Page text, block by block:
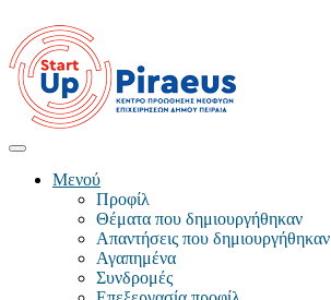
Μενού
Προφίλ
Θέματα που δημιουργήθηκαν
Απαντήσεις που δημιουργήθηκαν
Αγαπημένα
Συνδρομές